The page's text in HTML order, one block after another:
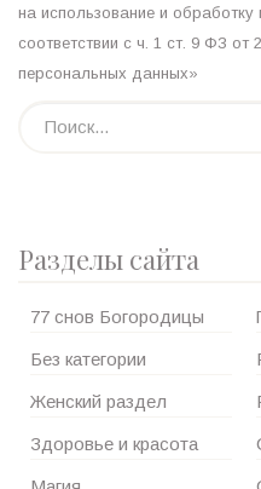
на использование и
соответствии с ч. 1 ст. 9 ФЗ от
персональных данных»
Разделы сайта
77 снов Богородицы
Без категории
Женский раздел
Здоровье и красота